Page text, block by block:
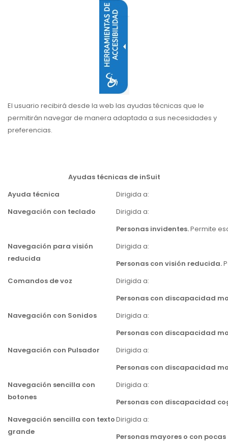
El usuario recibirá desde la web las ayudas técnicas que le
permitirán navegar de manera adaptada a sus necesidades y
preferencias.
Ayudas técnicas de inSuit
Ayuda técnica
Dirigida a:
Navegación con teclado
Dirigida a:
Personas invidentes.Permite
Navegación para visión
reducida
Dirigida a:
Personas con visión reducida.
Comandos de voz
Dirigida a:
Personas con discapacidad
Navegación con Sonidos
Dirigida a:
Personas con discapacidad
Navegación con Pulsador
Dirigida a:
Personas con discapacidad
Navegación sencilla con
botones
Dirigida a:
Personas con discapacidad
Navegación sencilla con texto
grande
Dirigida a:
Personas mayores o con